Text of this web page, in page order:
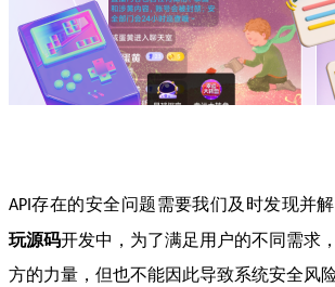
API 存在的安全问题需要我们及时发现并
玩源码开发中，为了满足用户的不同需求
方的力量，但也不能因此导致系统安全风